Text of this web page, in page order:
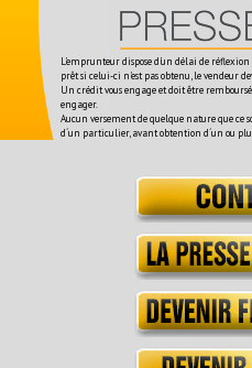
L'emprunteur dispose d'un délai de
prêt si celui-ci n'est pas obtenu, le vendeur
Un crédit vous engage et doit être
engager.
Aucun versement de quelque nature que ce
d´un particulier, avant obtention d´un ou